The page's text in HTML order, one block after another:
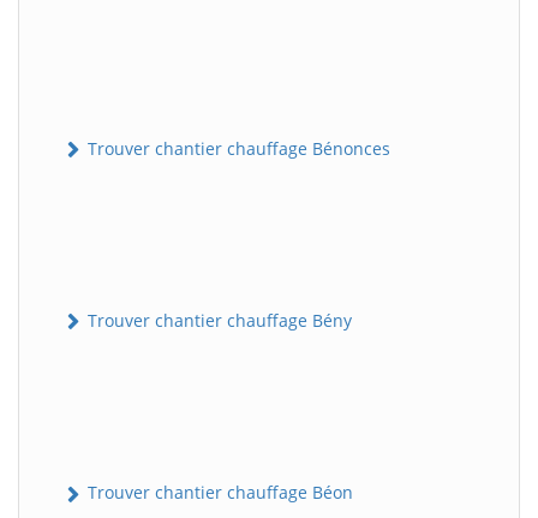
Trouver chantier chauffage Bénonces
Trouver chantier chauffage Bény
Trouver chantier chauffage Béon